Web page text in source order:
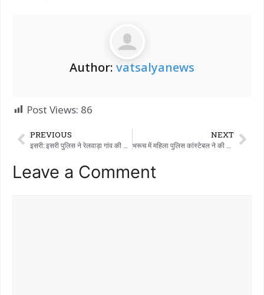
Author: vatsalyanews
Post Views: 86
PREVIOUS NEXT
Leave a Comment